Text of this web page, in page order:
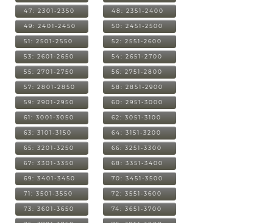
47: 2301-2350 48: 2351-2400
49: 2401-2450 50: 2451-2500
51: 2501-2550 52: 2551-2600
53: 2601-2650 54: 2651-2700
55: 2701-2750 56: 2751-2800
57: 2801-2850 58: 2851-2900
59: 2901-2950 60: 2951-3000
61: 3001-3050 62: 3051-3100
63: 3101-3150 64: 3151-3200
65: 3201-3250 66: 3251-3300
67: 3301-3350 68: 3351-3400
69: 3401-3450 70: 3451-3500
71: 3501-3550 72: 3551-3600
73: 3601-3650 74: 3651-3700